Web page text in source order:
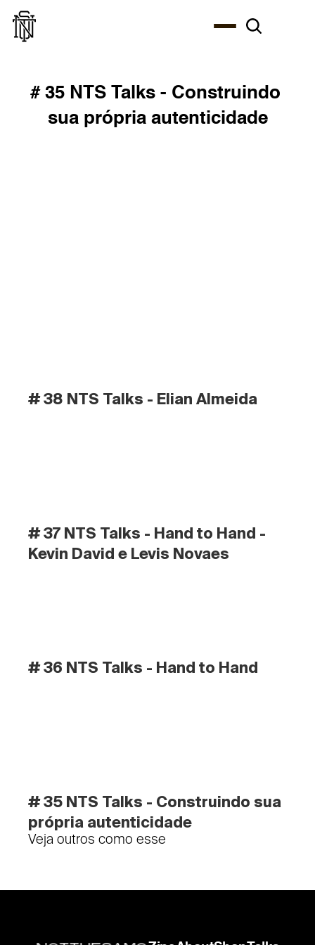
# 35 NTS Talks - Construindo
sua própria autenticidade
Veja outros como esse
# 38 NTS Talks - Elian Almeida
# 37 NTS Talks - Hand to Hand -
Kevin David e Levis Novaes
# 36 NTS Talks - Hand to Hand
# 35 NTS Talks - Construindo sua
própria autenticidade